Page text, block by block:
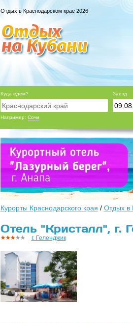
Отдых в Краснодарском крае 2026
Куда едем?
Например: Сочи
Заезд
Курорты Краснодарского края / Отдых в
Отель "Кристалл", г.
г. Геленджик